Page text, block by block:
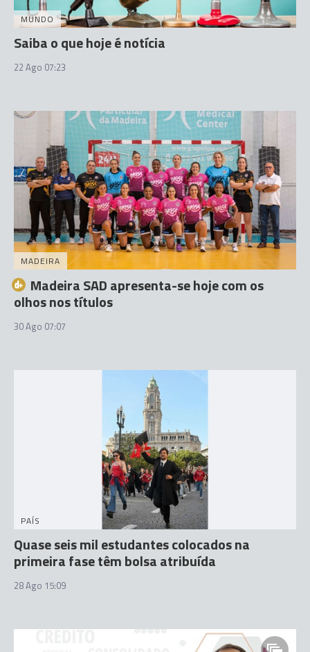
MUNDO
Saiba o que hoje é notícia
22 Ago 07:23
MADEIRA
Madeira SAD apresenta-se hoje com os
olhos nos títulos
30 Ago 07:07
PAÍS
Quase seis mil estudantes colocados na
primeira fase têm bolsa atribuída
28 Ago 15:09